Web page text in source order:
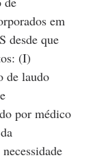
em
desde que
(I)
de laudo
por médico